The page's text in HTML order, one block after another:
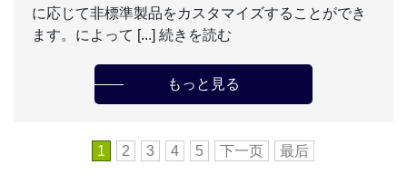
に応じて非標準製品をカスタマイズすることができ
ます。によって [...] 続きを読む
もっと見る
1 2 3 4 5 下一页 最后